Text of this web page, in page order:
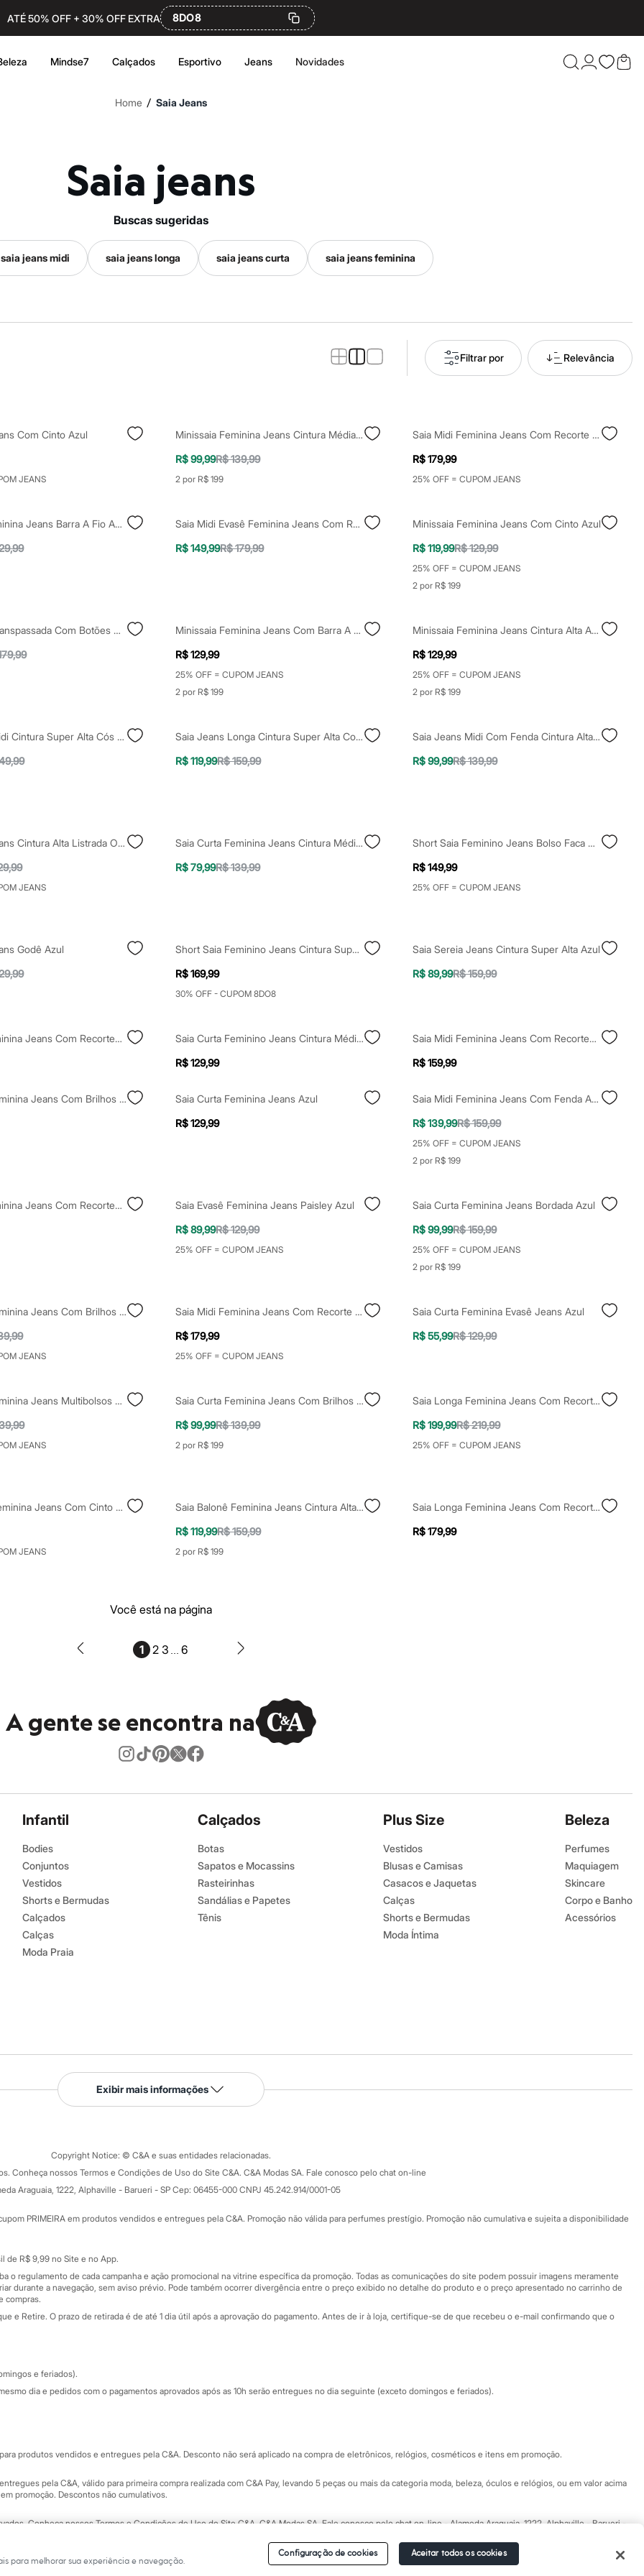
ATÉ 50% OFF + 30% OFF EXTRA 8DO8
Mindse7 Calçados Esportivo Jeans Novidades
Confira
Home / Saia Jeans
Saia jeans
buscas sugeridas
saia jeans midi saia jeans longa saia jeans curta saia jeans feminina
Filtrar por Relevância
Com Cinto Azul
JEANS
Minissaia Feminina Jeans Cintura Média Azul
R$ 99,99R$ 139,99
2 por R$ 199
Saia Midi Feminina Jeans Com Recorte E Franzidos Cintura Alta Azul
R$ 179,99
25% OFF = CUPOM JEANS
Minissaia Feminina Jeans Barra A Fio Azul
Saia Midi Evasê Feminina Jeans Com Recorte Azul
R$ 149,99R$ 179,99
Minissaia Feminina Jeans Com Cinto Azul
R$ 119,99R$ 129,99
25% OFF = CUPOM JEANS
2 por R$ 199
Saia Jeans Transpassada Com Botões Azul
Minissaia Feminina Jeans Com Barra A Fio Cintura Média Azul
R$ 129,99
25% OFF = CUPOM JEANS
2 por R$ 199
Minissaia Feminina Jeans Cintura Alta Azul
R$ 129,99
25% OFF = CUPOM JEANS
2 por R$ 199
Saia Jeans Midi Cintura Super Alta Cós Elástico Azul Escuro
Saia Jeans Longa Cintura Super Alta Com Fenda Azul
R$ 119,99R$ 159,99
Saia Jeans Midi Com Fenda Cintura Alta Azul
R$ 99,99R$ 139,99
Saia Curta Jeans Cintura Alta Listrada Off White
JEANS
Saia Curta Feminina Jeans Cintura Média Barra Desfiada Azul
R$ 79,99R$ 139,99
Short Saia Feminino Jeans Bolso Faca Cinza
R$ 149,99
25% OFF = CUPOM JEANS
Godê Azul
Short Saia Feminino Jeans Cintura Super Alta Fenda Lateral Plus Size Azul
R$ 169,99
30% OFF - CUPOM 8DO8
Saia Sereia Jeans Cintura Super Alta Azul
R$ 89,99R$ 159,99
Saia Midi Feminina Jeans Com Recortes E Fenda Azul
Saia Curta Feminino Jeans Cintura Média Azul
R$ 129,99
Saia Midi Feminina Jeans Com Recortes E Fenda Azul
R$ 159,99
Saia Curta Feminina Jeans Com Brilhos Cintura Alta Azul
Saia Curta Feminina Jeans Azul
R$ 129,99
Saia Midi Feminina Jeans Com Fenda Azul
R$ 139,99R$ 159,99
25% OFF = CUPOM JEANS
2 por R$ 199
Saia Midi Feminina Jeans Com Recortes Cós Elástico Azul
Saia Evasê Feminina Jeans Paisley Azul
R$ 89,99R$ 129,99
25% OFF = CUPOM JEANS
Saia Curta Feminina Jeans Bordada Azul
R$ 99,99R$ 159,99
25% OFF = CUPOM JEANS
2 por R$ 199
Saia Curta Feminina Jeans Com Brilhos Azul
JEANS
Saia Midi Feminina Jeans Com Recorte Azul
R$ 179,99
25% OFF = CUPOM JEANS
Saia Curta Feminina Evasê Jeans Azul
R$ 55,99R$ 129,99
Saia Curta Feminina Jeans Multibolsos Azul
JEANS
Saia Curta Feminina Jeans Com Brilhos - Jeans Medio
R$ 99,99R$ 139,99
2 por R$ 199
Saia Longa Feminina Jeans Com Recortes Azul
R$ 199,99R$ 219,99
25% OFF = CUPOM JEANS
Saia Longa Feminina Jeans Com Cinto Azul
JEANS
Saia Balonê Feminina Jeans Cintura Alta Azul
R$ 119,99R$ 159,99
2 por R$ 199
Saia Longa Feminina Jeans Com Recorte Cintura Alta Azul
R$ 179,99
Você está na página
1 2 3 ... 6
A gente se encontra na
Infantil
Bodies
Conjuntos
Vestidos
Shorts e Bermudas
Calçados
Calças
Moda Praia
Calçados
Botas
Sapatos e Mocassins
Rasteirinhas
Sandálias e Papetes
Tênis
Plus Size
Vestidos
Blusas e Camisas
Casacos e Jaquetas
Calças
Shorts e Bermudas
Moda Íntima
Beleza
Perfumes
Maquiagem
Skincare
Corpo e Banho
Acessórios
Serviços
Tipos de serviços
Formas de pagamento
Todas as vantagens
Minha C&A
Cupons de desconto
Atendimento
Fale conosco
Central de ética
Eventos
Exibir mais informações
Copyright Notice: © C&A e suas entidades relacionadas.
Conheça nossos Termos e Condições de Uso do Site C&A. C&A Modas SA. Fale conosco pelo chat on-line
Araguaia, 1222, Alphaville - Barueri - SP Cep: 06455-000 CNPJ 45.242.914/0001-05
PRIMEIRA em produtos vendidos e entregues pela C&A. Promoção não válida para perfumes prestígio. Promoção não cumulativa e sujeita a disponibilidade
de R$ 9,99 no Site e no App.
o regulamento de cada campanha e ação promocional na vitrine específica da promoção. Todas as comunicações do site podem possuir imagens meramente
durante a navegação, sem aviso prévio. Pode também ocorrer divergência entre o preço exibido no detalhe do produto e o preço apresentado no carrinho de
compras.
e Retire. O prazo de retirada é de até 1 dia útil após a aprovação do pagamento. Antes de ir à loja, certifique-se de que recebeu o e-mail confirmando que o
e feriados).
dia e pedidos com o pagamentos aprovados após as 10h serão entregues no dia seguinte (exceto domingos e feriados).
produtos vendidos e entregues pela C&A. Desconto não será aplicado na compra de eletrônicos, relógios, cosméticos e itens em promoção.
pela C&A, válido para primeira compra realizada com C&A Pay, levando 5 peças ou mais da categoria moda, beleza, óculos e relógios, ou em valor acima
promoção. Descontos não cumulativos.
Conheça nossos Termos e Condições de Uso do Site C&A. C&A Modas SA. Fale conosco pelochat on-line- Alameda Araguaia, 1222, Alphaville - Barueri -
para melhorar sua experiência e navegação.
Configuração de cookies Aceitar todos os cookies